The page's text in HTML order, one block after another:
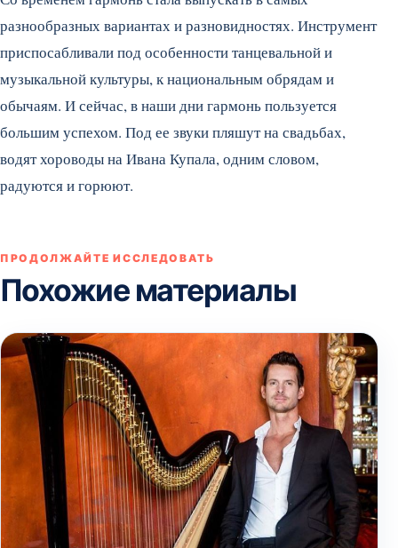
разнообразных вариантах и разновидностях. Инструмент
приспосабливали под особенности танцевальной и
музыкальной культуры, к национальным обрядам и
обычаям. И сейчас, в наши дни гармонь пользуется
большим успехом. Под ее звуки пляшут на свадьбах,
водят хороводы на Ивана Купала, одним словом,
радуются и горюют.
ПРОДОЛЖАЙТЕ ИССЛЕДОВАТЬ
Похожие материалы